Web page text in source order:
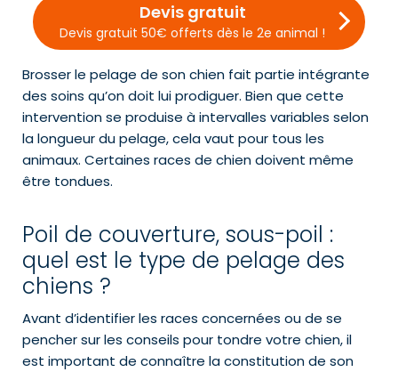
Devis gratuit
Devis gratuit 50€ offerts dès le 2e animal !
Brosser le pelage de son chien fait partie intégrante
des soins qu’on doit lui prodiguer. Bien que cette
intervention se produise à intervalles variables selon
la longueur du pelage, cela vaut pour tous les
animaux. Certaines races de chien doivent même
être tondues.
Poil de couverture, sous-poil :
quel est le type de pelage des
chiens ?
Avant d’identifier les races concernées ou de se
pencher sur les conseils pour tondre votre chien, il
est important de connaître la constitution de son